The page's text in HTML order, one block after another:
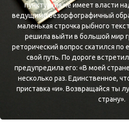
пунктуация не имеет власти
ведущими безорфографичный
маленькая строчка рыбного
решила выйти в большой мир
реторический вопрос скатился
свой путь. По дороге
предупредила его: «В моей
несколько раз. Единственное,
приставка «и». Возвращайся ты
страну».